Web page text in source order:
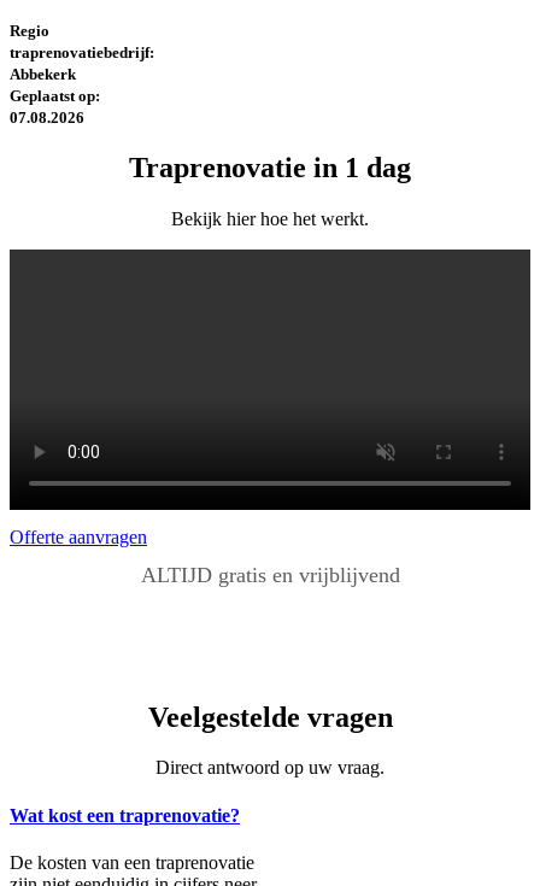
Regio
traprenovatiebedrijf:
Abbekerk
Geplaatst op:
07.08.2026
Traprenovatie in 1 dag
Bekijk hier hoe het werkt.
Offerte aanvragen
ALTIJD gratis en vrijblijvend
Veelgestelde vragen
Direct antwoord op uw vraag.
Wat kost een traprenovatie?
De kosten van een traprenovatie